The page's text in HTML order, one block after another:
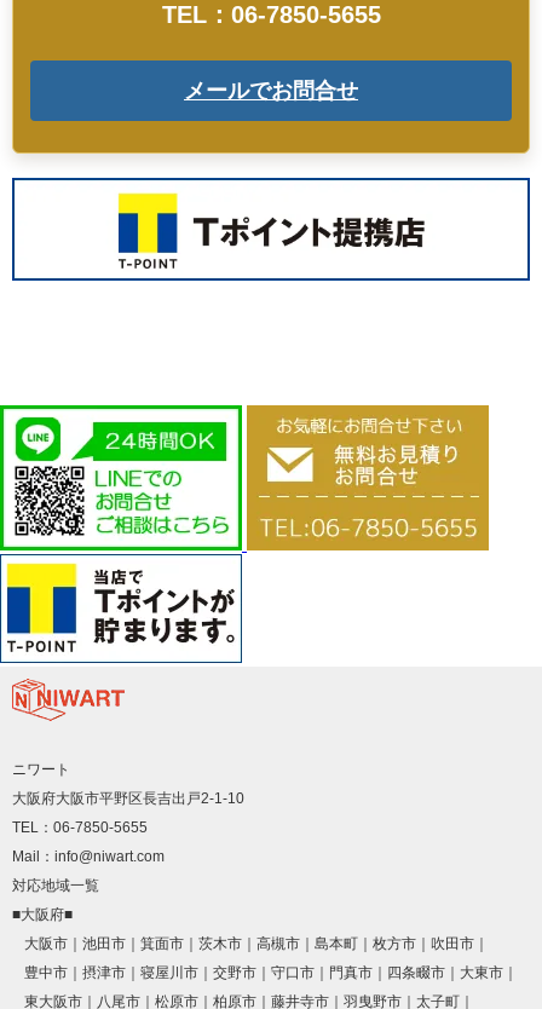
TEL：06-7850-5655
メールでお問合せ
ニワート
大阪府大阪市平野区長吉出戸2-1-10
TEL：06-7850-5655
Mail：info@niwart.com
対応地域一覧
■大阪府■
大阪市
池田市 箕面市 茨木市 高槻市 島本町 枚方市
吹田市
豊中市
摂津市 寝屋川市 交野市 守口市 門真市 四条畷市
大東市
東大阪市
八尾市 松原市 柏原市 藤井寺市 羽曳野市 太子町